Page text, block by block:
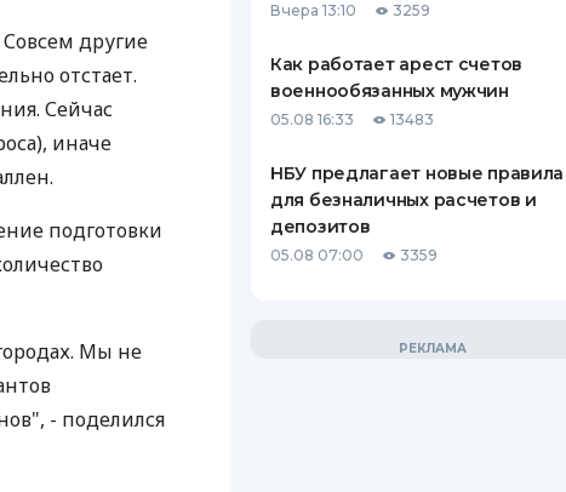
КОНТАКТЫ
другие
отстает.
Сейчас
иначе
подготовки
Мы не
- поделился
Вчера 13:10 3259
Как работает арест счетов
военнообязанных мужчин
05.08 16:33 13483
НБУ предлагает новые правила
для безналичных расчетов и
депозитов
05.08 07:00 3359